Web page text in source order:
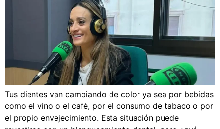
Tus dientes van cambiando de color ya sea por bebidas
como el vino o el café, por el consumo de tabaco o por
el propio envejecimiento. Esta situación puede